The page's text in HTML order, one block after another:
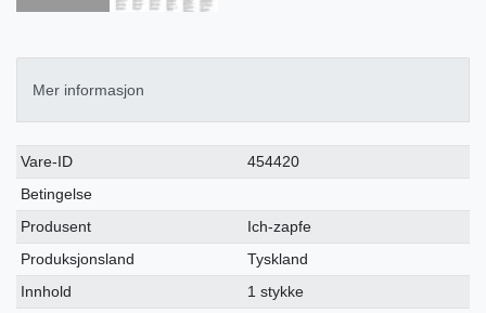
Mer informasjon
Ceres::Template.singleItemTechnicalDataAttribute
Ceres::Template.singleItemTechnicalDataValue
Vare-ID
454420
Betingelse
Produsent
Ich-zapfe
Produksjonsland
Tyskland
Innhold
1 stykke